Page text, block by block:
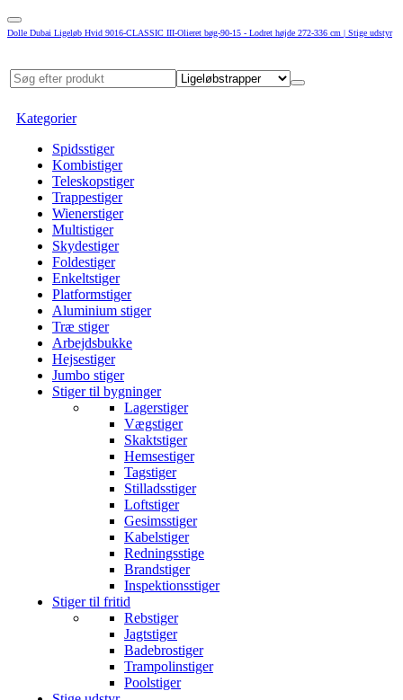
Dolle Dubai Ligeløb Hvid 9016-CLASSIC III-Olieret bøg-90-15 - Lodret højde 272-336 cm | Stige udstyr
Kategorier
Spidsstiger
Kombistiger
Teleskopstiger
Trappestiger
Wienerstiger
Multistiger
Skydestiger
Foldestiger
Enkeltstiger
Platformstiger
Aluminium stiger
Træ stiger
Arbejdsbukke
Hejsestiger
Jumbo stiger
Stiger til bygninger
Lagerstiger
Vægstiger
Skaktstiger
Hemsestiger
Tagstiger
Stilladsstiger
Loftstiger
Gesimsstiger
Kabelstiger
Redningsstige
Brandstiger
Inspektionsstiger
Stiger til fritid
Rebstiger
Jagtstiger
Badebrostiger
Trampolinstiger
Poolstiger